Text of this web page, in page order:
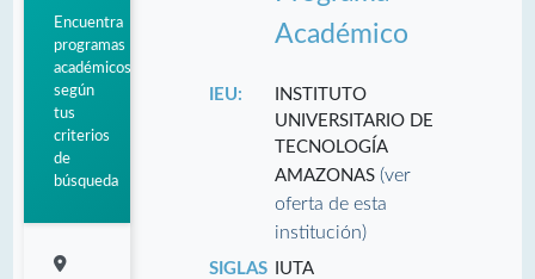
Encuentra
programas
académicos
según
tus
criterios
de
búsqueda
Académico
IEU:
INSTITUTO
UNIVERSITARIO DE
TECNOLOGÍA
AMAZONAS(ver
oferta de esta
institución)
SIGLAS
IUTA